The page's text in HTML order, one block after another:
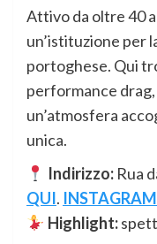
Attivo da oltre 40
un’istituzione per
portoghese. Qui
performance
un’atmosfera
unica.
Indirizzo:Rua
QUI. INSTAGRAM
Highlight: